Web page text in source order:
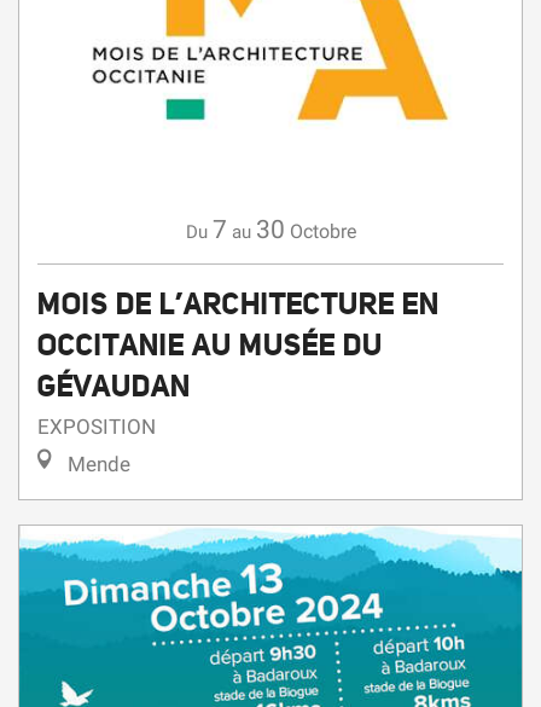
Du 7 au 30 Octobre
MOIS DE L’ARCHITECTURE EN
OCCITANIE AU MUSÉE DU
GÉVAUDAN
EXPOSITION
Mende